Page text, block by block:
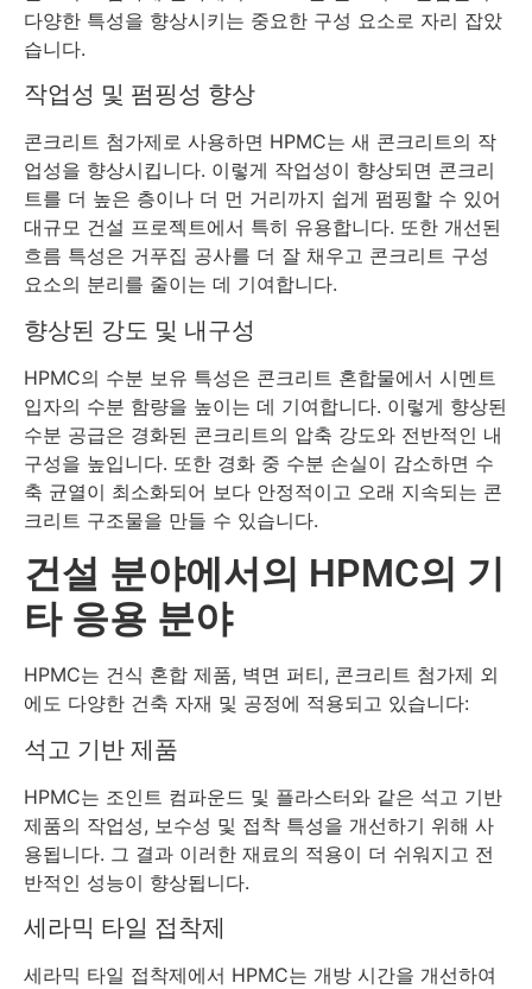
다양한 특성을 향상시키는 중요한 구성 요소로 자리 잡았
습니다.
작업성 및 펌핑성 향상
콘크리트 첨가제로 사용하면 HPMC는 새 콘크리트의 작
업성을 향상시킵니다. 이렇게 작업성이 향상되면 콘크리
트를 더 높은 층이나 더 먼 거리까지 쉽게 펌핑할 수 있어
대규모 건설 프로젝트에서 특히 유용합니다. 또한 개선된
흐름 특성은 거푸집 공사를 더 잘 채우고 콘크리트 구성
요소의 분리를 줄이는 데 기여합니다.
향상된 강도 및 내구성
HPMC의 수분 보유 특성은 콘크리트 혼합물에서 시멘트
입자의 수분 함량을 높이는 데 기여합니다. 이렇게 향상된
수분 공급은 경화된 콘크리트의 압축 강도와 전반적인 내
구성을 높입니다. 또한 경화 중 수분 손실이 감소하면 수
축 균열이 최소화되어 보다 안정적이고 오래 지속되는 콘
크리트 구조물을 만들 수 있습니다.
건설 분야에서의 HPMC의 기
타 응용 분야
HPMC는 건식 혼합 제품, 벽면 퍼티, 콘크리트 첨가제 외
에도 다양한 건축 자재 및 공정에 적용되고 있습니다:
석고 기반 제품
HPMC는 조인트 컴파운드 및 플라스터와 같은 석고 기반
제품의 작업성, 보수성 및 접착 특성을 개선하기 위해 사
용됩니다. 그 결과 이러한 재료의 적용이 더 쉬워지고 전
반적인 성능이 향상됩니다.
세라믹 타일 접착제
세라믹 타일 접착제에서 HPMC는 개방 시간을 개선하여